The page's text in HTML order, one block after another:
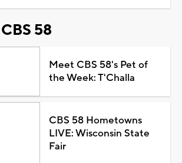
58
Meet CBS 58's Pet of
the Week: T'Challa
CBS 58 Hometowns
LIVE: Wisconsin State
Fair